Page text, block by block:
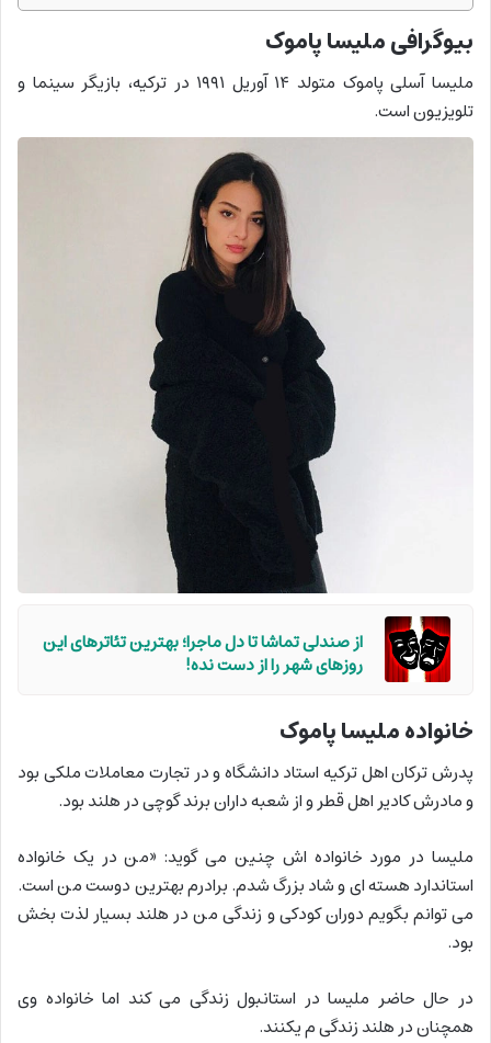
بیوگرافی ملیسا پاموک
ملیسا آسلی پاموک متولد ۱۴ آوریل ۱۹۹۱ در ترکیه، بازیگر سینما و
تلویزیون است.
از صندلی تماشا تا دل ماجرا؛ بهترین تئاترهای این
روزهای شهر را از دست نده!
خانواده ملیسا پاموک
پدرش ترکان اهل ترکیه استاد دانشگاه و در تجارت معاملات ملکی بود
و مادرش کادیر اهل قطر و از شعبه داران برند گوچی در هلند بود.
ملیسا در مورد خانواده اش چنین می گوید: «من در یک خانواده
استاندارد هسته ای و شاد بزرگ شدم. برادرم بهترین دوست من است.
می توانم بگویم دوران کودکی و زندگی من در هلند بسیار لذت بخش
بود.
در حال حاضر ملیسا در استانبول زندگی می کند اما خانواده وی
همچنان در هلند زندگی م یکنند.